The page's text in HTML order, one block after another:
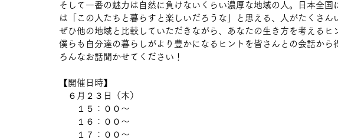
そして一番の魅力は自然に負けないくらい濃厚な地域の人。日本全
は「この人たちと暮らすと楽しいだろうな」と思える、人がたくさん
ぜひ他の地域と比較していただきながら、あなたの生き方を考えるヒ
僕らも自分達の暮らしがより豊かになるヒントを皆さんとの会話か
ろんなお話聞かせてください！
【開催日時】
６月２３日（木）
１５：００〜
１６：００〜
１７：００〜